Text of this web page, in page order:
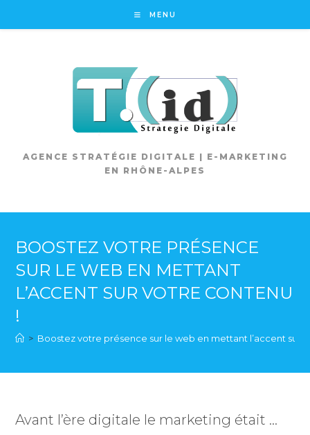
MENU
AGENCE STRATÉGIE DIGITALE | E-MARKETING
EN RHÔNE-ALPES
BOOSTEZ VOTRE PRÉSENCE
SUR LE WEB EN METTANT
L’ACCENT SUR VOTRE CONTENU
!
> Boostez votre présence sur le web en mettant l’accent sur
Avant l’ère digitale le marketing était …